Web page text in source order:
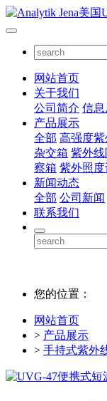
网站首页
关于我们
公司简介 信
产品展示
全部 高强度
杂交箱 紫外
察箱 紫外照度
新闻动态
全部 公司新闻
联系我们
您的位置：
网站首页
> 产品展示
> 手持式紫外